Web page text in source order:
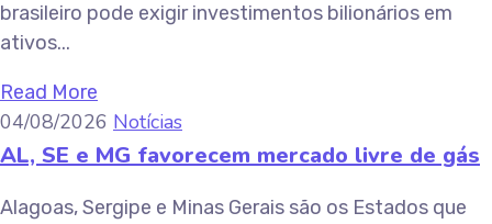
brasileiro pode exigir investimentos bilionários em
ativos...
Read More
04/08/2026 Notícias
AL, SE e MG favorecem mercado livre de gás
Alagoas, Sergipe e Minas Gerais são os Estados que